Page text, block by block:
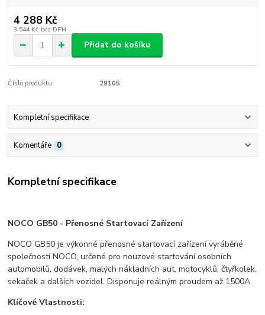
4 288 Kč
3 544 Kč bez DPH
Přidat do košíku
Číslo produktu: 29105
Kompletní specifikace
Komentáře 0
Kompletní specifikace
NOCO GB50 - Přenosné Startovací Zařízení
NOCO GB50 je výkonné přenosné startovací zařízení vyráběné
společností NOCO, určené pro nouzové startování osobních
automobilů, dodávek, malých nákladních aut, motocyklů, čtyřkolek,
sekaček a dalších vozidel. Disponuje reálným proudem až 1500A.
Klíčové Vlastnosti: